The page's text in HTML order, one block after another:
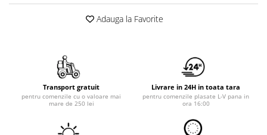
Adauga la Favorite
Transport gratuit
pentru comenzile cu o valoare mai
mare de 250 lei
Livrare in 24H in toata tara
pentru comenzile plasate L-V pana in
ora 16:00